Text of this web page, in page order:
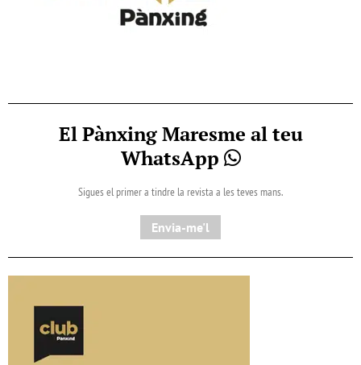
El Pànxing Maresme al teu
WhatsApp
Sigues el primer a tindre la revista a les teves mans.
Envia-me'l